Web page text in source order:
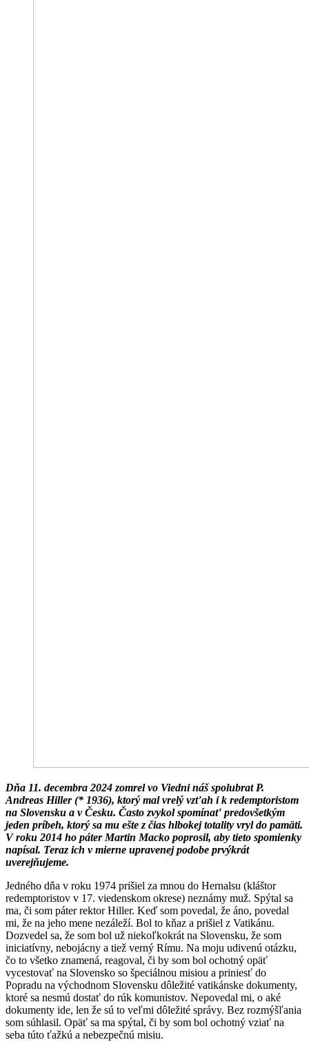
Dňa 11. decembra 2024 zomrel vo Viedni náš spolubrat P.
Andreas Hiller (* 1936), ktorý mal vrelý vzťah i k redemptoristom
na Slovensku a v Česku. Často zvykol spomínať predovšetkým
jeden príbeh, ktorý sa mu ešte z čias hlbokej totality vryl do pamäti.
V roku 2014 ho páter Martin Macko poprosil, aby tieto spomienky
napísal. Teraz ich v mierne upravenej podobe prvýkrát
uverejňujeme.
Jedného dňa v roku 1974 prišiel za mnou do Hernalsu (kláštor
redemptoristov v 17. viedenskom okrese) neznámy muž. Spýtal sa
ma, či som páter rektor Hiller. Keď som povedal, že áno, povedal
mi, že na jeho mene nezáleží. Bol to kňaz a prišiel z Vatikánu.
Dozvedel sa, že som bol už niekoľkokrát na Slovensku, že som
iniciatívny, nebojácny a tiež verný Rímu. Na moju udivenú otázku,
čo to všetko znamená, reagoval, či by som bol ochotný opäť
vycestovať na Slovensko so špeciálnou misiou a priniesť do
Popradu na východnom Slovensku dôležité vatikánske dokumenty,
ktoré sa nesmú dostať do rúk komunistov. Nepovedal mi, o aké
dokumenty ide, len že sú to veľmi dôležité správy. Bez rozmýšľania
som súhlasil. Opäť sa ma spýtal, či by som bol ochotný vziať na
seba túto ťažkú a nebezpečnú misiu.